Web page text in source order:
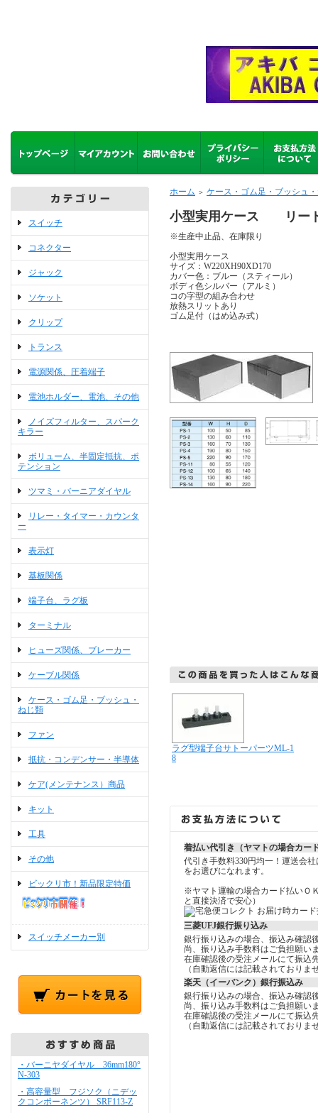
スイッチ
コネクター
ジャック
ソケット
クリップ
トランス
電源関係、圧着端子
電池ホルダー、電池、その他
ノイズフィルター、スパーク
キラー
ボリューム、半固定抵抗、ポ
テンション
ツマミ・バーニアダイヤル
リレー・タイマー・カウンタ
ー
表示灯
基板関係
端子台、ラグ板
ターミナル
ヒューズ関係、ブレーカー
ケーブル関係
ケース・ゴム足・ブッシュ・
ねじ類
ファン
抵抗・コンデンサー・半導体
ケア(メンテナンス）商品
キット
工具
その他
ビックリ市！新品限定特価
スイッチメーカー別
・バーニヤダイヤル 36mm180°
N-303
・高容量型 フジソク（ニデッ
クコンポーネンツ） SRF113-Z
ホーム ＞ ケース・ゴム足・ブッシュ
小型実用ケース リー
※生産中止品、在庫限り
小型実用ケース
サイズ：W220XH90XD170
カバー色：ブルー（スティール）
ボディ色シルバー（アルミ）
コの字型の組み合わせ
放熱スリットあり
ゴム足付（はめ込み式）
ラグ型端子台サトーパーツML-1
8
着払い代引き（ヤマトの場合カー
代引き手数料330円均一！運送会
をお選びになれます。
※ヤマト運輸の場合カード払いＯ
と直接決済で安心）
三菱UFJ銀行振り込み
銀行振り込みの場合、振込み確認
尚、振り込み手数料はご負担願い
在庫確認後の受注メールにて振込
（自動返信には記載されておりま
楽天（イーバンク）銀行振込み
銀行振り込みの場合、振込み確認
尚、振り込み手数料はご負担願い
在庫確認後の受注メールにて振込
（自動返信には記載されておりま